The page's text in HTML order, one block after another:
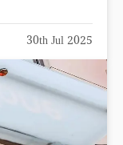
30th Jul 2025